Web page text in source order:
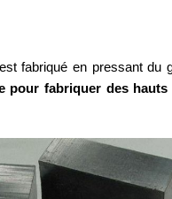
fabriqué en pressant du
pour fabriquer des hauts